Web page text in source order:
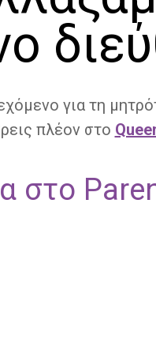
για τη
πλέον στο
στο